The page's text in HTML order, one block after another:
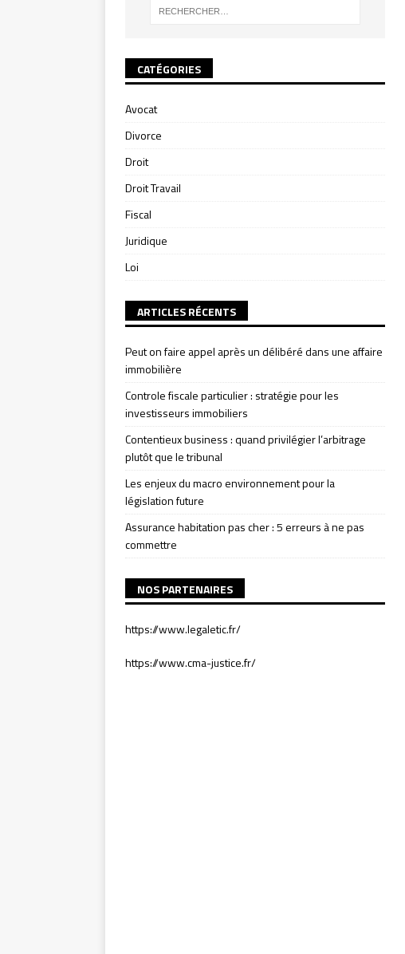
CATÉGORIES
Avocat
Divorce
Droit
Droit Travail
Fiscal
Juridique
Loi
ARTICLES RÉCENTS
Peut on faire appel après un délibéré dans une affaire
immobilière
Controle fiscale particulier : stratégie pour les
investisseurs immobiliers
Contentieux business : quand privilégier l’arbitrage
plutôt que le tribunal
Les enjeux du macro environnement pour la
législation future
Assurance habitation pas cher : 5 erreurs à ne pas
commettre
NOS PARTENAIRES
https://www.legaletic.fr/
https://www.cma-justice.fr/